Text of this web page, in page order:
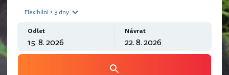
Flexibilní ± 3 dny
Odlet Návrat